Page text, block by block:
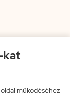
kat
működéséhez